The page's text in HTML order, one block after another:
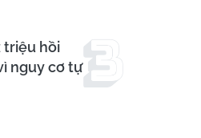
triệu hồi
nguy cơ tự